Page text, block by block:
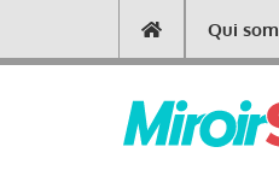
contenu
Main
navigation
Qui